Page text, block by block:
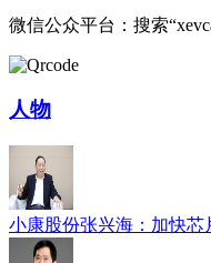
微信公众平台：搜索
人物
小康股份张兴海：加快